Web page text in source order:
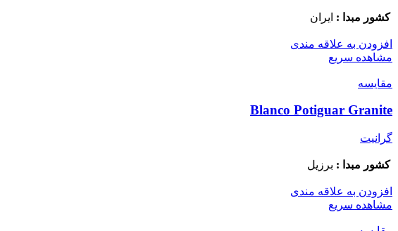
کشور مبدا : ایران
افزودن به علاقه مندی
مشاهده سریع
مقایسه
Blanco Potiguar Granite
گرانیت
کشور مبدا : برزیل
افزودن به علاقه مندی
مشاهده سریع